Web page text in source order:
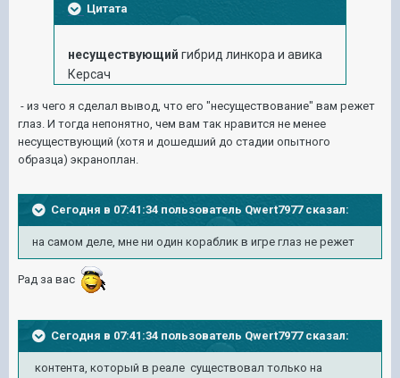
Цитата
несуществующий гибрид линкора и авика
Керсач
- из чего я сделал вывод, что его "несуществование" вам режет
глаз. И тогда непонятно, чем вам так нравится не менее
несуществующий (хотя и дошедший до стадии опытного
образца) экраноплан.
Сегодня в 07:41:34 пользователь Qwert7977 сказал:
на самом деле, мне ни один кораблик в игре глаз не режет
Рад за вас
Сегодня в 07:41:34 пользователь Qwert7977 сказал:
контента, который в реале существовал только на